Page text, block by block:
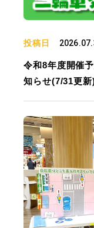
投稿日
令和8年度開催
知らせ(7/31更新